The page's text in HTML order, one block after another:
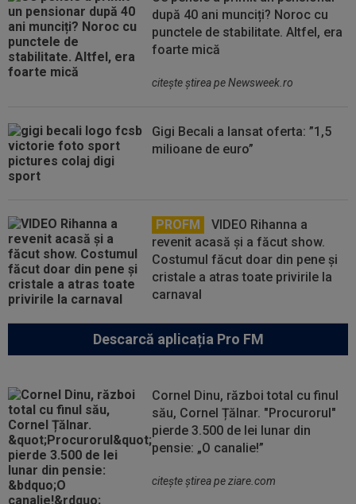
după 40 ani munciți? Noroc cu
punctele de stabilitate. Altfel, era
foarte mică
citeşte ştirea pe Newsweek.ro
Gigi Becali a lansat oferta: ”1,5
milioane de euro”
PROFM
VIDEO Rihanna a
revenit acasă și a făcut show.
Costumul făcut doar din pene și
cristale a atras toate privirile la
carnaval
Descarcă aplicația Pro FM
Cornel Dinu, război total cu finul
său, Cornel Țălnar. "Procurorul"
pierde 3.500 de lei lunar din
pensie: „O canalie!”
citeşte ştirea pe ziare.com